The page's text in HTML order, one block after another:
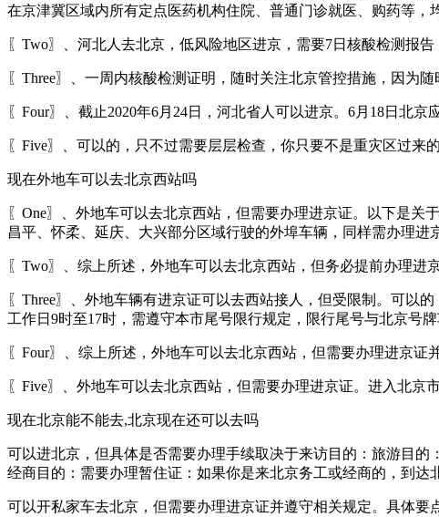
在京津冀区域内所有定点医药机构住院、普通门诊就医、购药等，
〖Two〗、河北人去北京，低风险地区进京，需要7日核酸检测报
〖Three〗、一周内核酸检测证明，随时关注北京管控措施，因为随
〖Four〗、截止2020年6月24日，河北省人可以进京。6月18日北
〖Five〗、可以的，只不过需要层层检查，你只要不是重灾区过来
现在外地车可以去北京西站吗
〖One〗、外地车可以去北京西站，但需要办理进京证。以下是
昌平、怀柔、延庆、大兴部分区域行驶的外埠车辆，同样需办理进
〖Two〗、综上所述，外地车可以去北京西站，但务必提前办理进
〖Three〗、外地车辆有进京证可以去西站接人，但受限制。可以
工作日9时至17时，需遵守本市尾号限行规定，限行尾号与北京号
〖Four〗、综上所述，外地车可以去北京西站，但需要办理进京证
〖Five〗、外地车可以去北京西站，但需要办理进京证。进入北
现在北京能不能去,北京现在还可以去吗
可以进北京，但具体是否需要办理手续取决于来访目的：旅游目
经商目的：需要办理暂住证：如果你是来北京务工或经商的，到
可以开私家车去北京，但需要办理进京证并遵守相关规定。具体